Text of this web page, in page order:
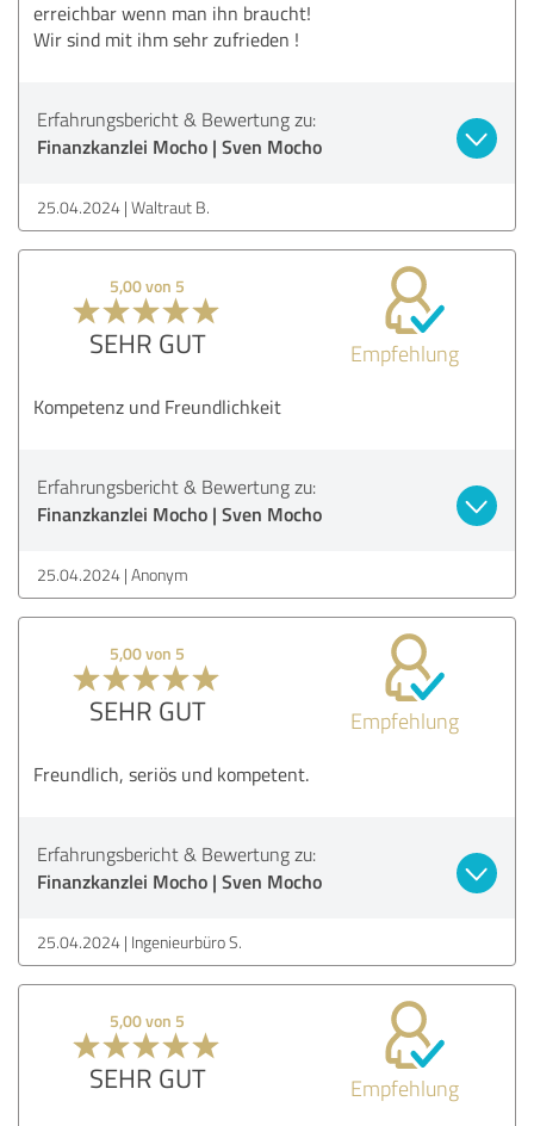
erreichbar wenn man ihn braucht!
Wir sind mit ihm sehr zufrieden !
Erfahrungsbericht & Bewertung zu:
Finanzkanzlei Mocho | Sven Mocho
25.04.2024 Waltraut B.
5,00 von 5
SEHR GUT Empfehlung
Kompetenz und Freundlichkeit
Erfahrungsbericht & Bewertung zu:
Finanzkanzlei Mocho | Sven Mocho
25.04.2024 Anonym
5,00 von 5
SEHR GUT Empfehlung
Freundlich, seriös und kompetent.
Erfahrungsbericht & Bewertung zu:
Finanzkanzlei Mocho | Sven Mocho
25.04.2024 Ingenieurbüro S.
5,00 von 5
SEHR GUT Empfehlung